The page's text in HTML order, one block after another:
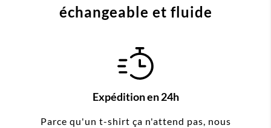
échangeable et fluide
Expédition en 24h
Parce qu'un t-shirt ça n'attend pas, nous